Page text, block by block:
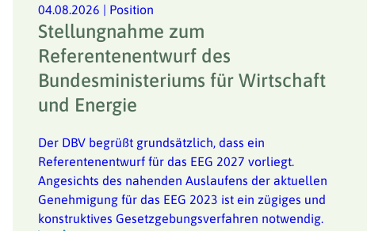
04.08.2026 | Position
Stellungnahme zum
Referentenentwurf des
Bundesministeriums für Wirtschaft
und Energie
Der DBV begrüßt grundsätzlich, dass ein
Referentenentwurf für das EEG 2027 vorliegt.
Angesichts des nahenden Auslaufens der aktuellen
Genehmigung für das EEG 2023 ist ein zügiges und
konstruktives Gesetzgebungsverfahren notwendig.
Die Eier und Geflügelwirtschaft ist ein zentraler Bestandteil
nachgefragten tierischen Lebensmitteln.
21.05.2026 |Position
Kernforderungen der deutschen Rindfleischerzeugung
Die Rindfleischerzeugung in Deutschland ist in besonderer
Gemischtbetrieben, existieren spezialisierte, oftmals auch